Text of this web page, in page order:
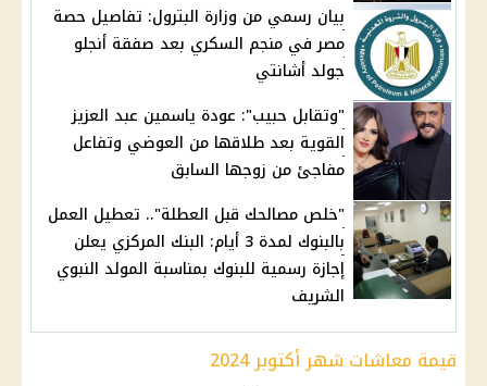
بيان رسمي من وزارة البترول: تفاصيل حصة
مصر في منجم السكري بعد صفقة أنجلو
جولد أشانتي
"وتقابل حبيب": عودة ياسمين عبد العزيز
القوية بعد طلاقها من العوضي وتفاعل
مفاجئ من زوجها السابق
"خلص مصالحك قبل العطلة".. تعطيل العمل
بالبنوك لمدة 3 أيام: البنك المركزي يعلن
إجازة رسمية للبنوك بمناسبة المولد النبوي
الشريف
قيمة معاشات شهر أكتوبر 2024